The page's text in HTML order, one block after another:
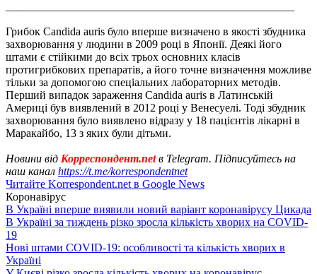
Грибок Candida auris було вперше визначено в якості збудника
захворювання у людини в 2009 році в Японії. Деякі його
штами є стійкими до всіх трьох основних класів
протигрибкових препаратів, а його точне визначення можливе
тільки за допомогою спеціальних лабораторних методів.
Перший випадок зараження Candida auris в Латинській
Америці був виявлений в 2012 році у Венесуелі. Тоді збудник
захворювання було виявлено відразу у 18 пацієнтів лікарні в
Маракайбо, 13 з яких були дітьми.
Новини від Корреспондент.netв Telegram. Підписуйтесь на
наш канал https://t.me/korrespondentnet
Читайте Korrespondent.net в Google News
Коронавірус
В Україні вперше виявили новий варіант коронавірусу Цикада
В Україні за тиждень різко зросла кількість хворих на COVID-
19
Нові штами COVID-19: особливості та кількість хворих в
Україні